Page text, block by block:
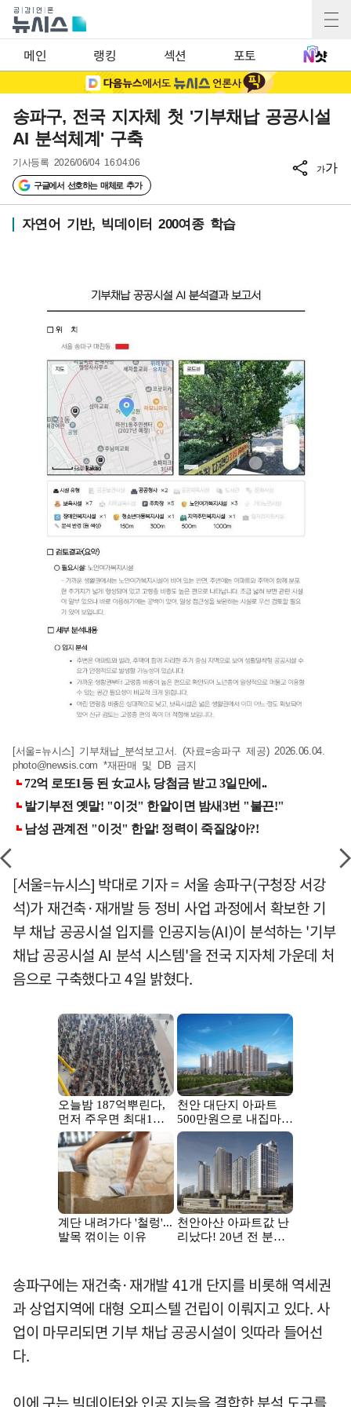
메인 랭킹 섹션 포토
송파구, 전국 지자체 첫 '기부채납 공공시설
AI 분석체계' 구축
기사등록 2026/06/04 16:04:06
구글에서 선호하는 매체로 추가
가가
자연어 기반, 빅데이터 200여종 학습
[서울=뉴시스] 기부채납_분석보고서. (자료=송파구 제공) 2026.06.04.
photo@newsis.com *재판매 및 DB 금지
[서울=뉴시스] 박대로 기자 = 서울 송파구(구청장 서강
석)가 재건축·재개발 등 정비 사업 과정에서 확보한 기
부 채납 공공시설 입지를 인공지능(AI)이 분석하는 '기부
채납 공공시설 AI 분석 시스템'을 전국 지자체 가운데 처
음으로 구축했다고 4일 밝혔다.
송파구에는 재건축·재개발 41개 단지를 비롯해 역세권
과 상업지역에 대형 오피스텔 건립이 이뤄지고 있다. 사
업이 마무리되면 기부 채납 공공시설이 잇따라 들어선
다.